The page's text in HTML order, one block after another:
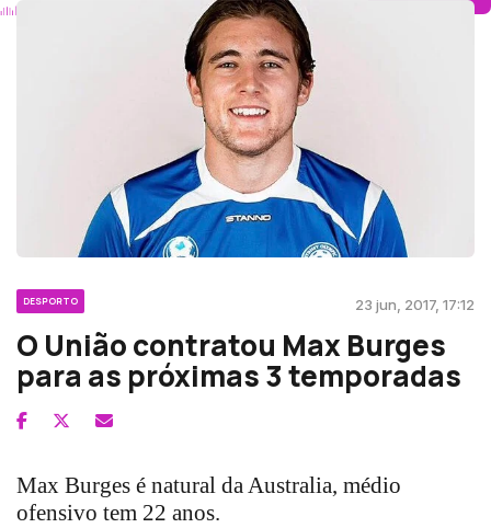
DESPORTO 23 jun, 2017, 17:12
O União contratou Max Burges
para as próximas 3 temporadas
Max Burges é natural da Australia, médio
ofensivo tem 22 anos.